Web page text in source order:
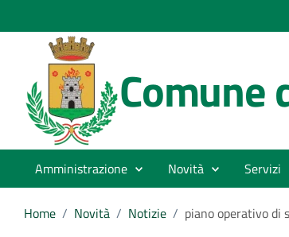
Comune
Amministrazione Novità Servizi
Home / Novità / Notizie / piano operativo di